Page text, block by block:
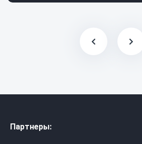
Партнеры: